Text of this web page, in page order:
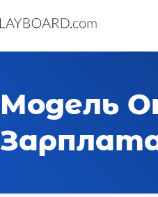
Модель